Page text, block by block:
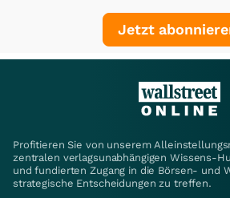
Jetzt
Profitieren Sie von unserem
zentralen verlagsunabhängigen Wissens-
und fundierten Zugang in die Börsen- und
strategische Entscheidungen zu treffen.